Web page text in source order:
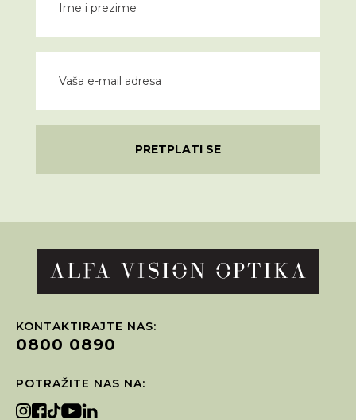
PRETPLATI SE
KONTAKTIRAJTE NAS:
0800 0890
POTRAŽITE NAS NA: